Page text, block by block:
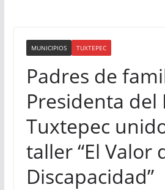
MUNICIPIOS TUXTEPEC
Padres de
Presidenta del
Tuxtepec
taller “El Valor
Discapacidad”